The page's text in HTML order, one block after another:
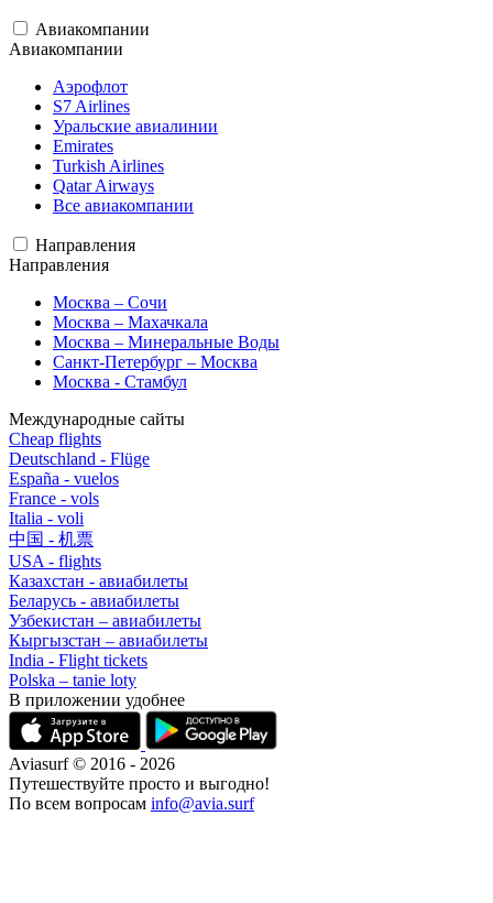
Авиакомпании
Авиакомпании
Аэрофлот
S7 Airlines
Уральские авиалинии
Emirates
Turkish Airlines
Qatar Airways
Все авиакомпании
Направления
Направления
Москва – Сочи
Москва – Махачкала
Москва – Минеральные Воды
Санкт-Петербург – Москва
Москва - Стамбул
Международные сайты
Cheap flights
Deutschland - Flüge
España - vuelos
France - vols
Italia - voli
中国 - 机票
USA - flights
Казахстан - авиабилеты
Беларусь - авиабилеты
Узбекистан – авиабилеты
Кыргызстан – авиабилеты
India - Flight tickets
Polska – tanie loty
В приложении удобнее
Aviasurf © 2016 - 2026
Путешествуйте просто и выгодно!
По всем вопросам info@avia.surf